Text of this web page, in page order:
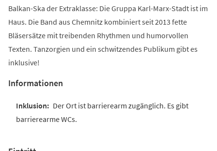
Balkan-Ska der Extraklasse: Die Gruppa Karl-Marx-Stadt ist im
Haus. Die Band aus Chemnitz kombiniert seit 2013 fette
Bläsersätze mit treibenden Rhythmen und humorvollen
Texten. Tanzorgien und ein schwitzendes Publikum gibt es
inklusive!
Informationen
Der Ort ist barrierearm zugänglich. Es gibt
barrierearme WCs.